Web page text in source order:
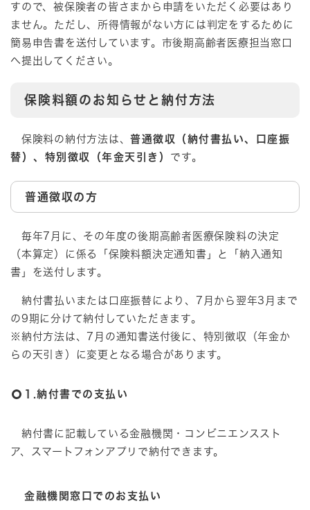
すので、被保険者の皆さまから申請をいただく必要はあり
ません。ただし、所得情報がない方には判定をするために
簡易申告書を送付しています。市後期高齢者医療担当窓口
へ提出してください。
保険料額のお知らせと納付方法
保険料の納付方法は、普通徴収（納付書払い、口座振
替）、特別徴収（年金天引き） です。
普通徴収の方
毎年7月に、その年度の後期高齢者医療保険料の決定
（本算定）に係る「保険料額決定通知書」と「納入通知
書」を送付します。
納付書払いまたは口座振替により、7月から翌年3月まで
の9期に分けて納付していただきます。
※納付方法は、7月の通知書送付後に、特別徴収（年金か
らの天引き）に変更となる場合があります。
1.納付書での支払い
納付書に記載している金融機関・コンビニエンススト
ア、スマートフォンアプリで納付できます。
金融機関窓口でのお支払い